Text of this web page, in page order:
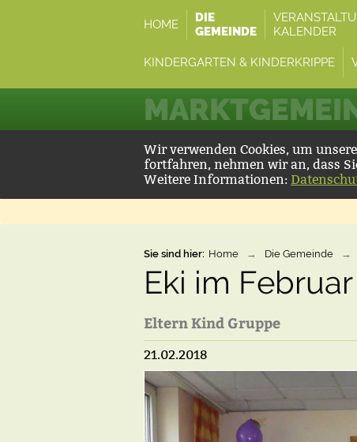
HOME
DIE
GEMEINDE
KALENDER
KINDERGARTEN & KINDERKRIPPE
Wir verwenden Cookies, um
fortfahren, nehmen wir an, dass
Weitere Informationen:
Sie sind hier: Home → Die Gemeinde →
Eki im
Eltern Kind Gruppe
21.02.2018